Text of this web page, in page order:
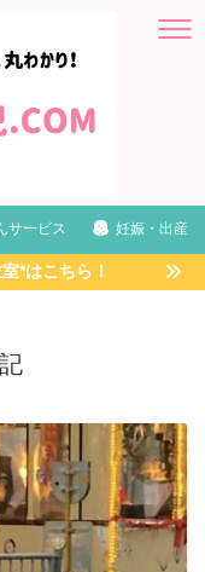
サービス 妊娠・出産
*はこちら！